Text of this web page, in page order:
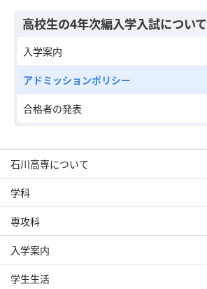
高校生の4年次編入学入試について
入学案内
アドミッションポリシー
合格者の発表
石川高専について
学科
専攻科
入学案内
学生生活